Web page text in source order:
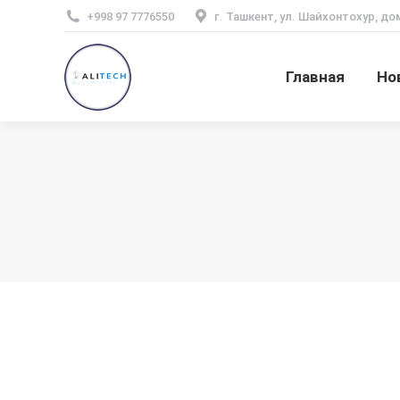
+998 97 7776550 г. Ташкент, ул. Шайхонтохур,
Главная